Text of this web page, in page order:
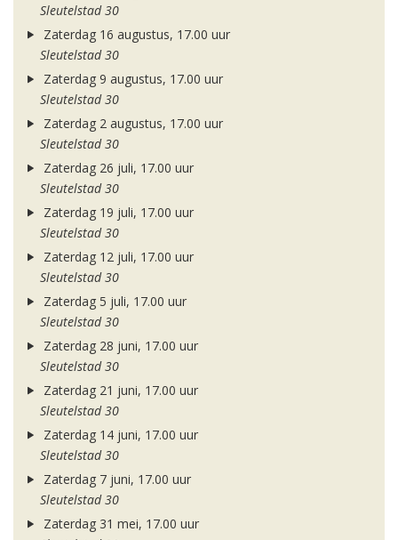
Sleutelstad 30
Zaterdag 16 augustus, 17.00 uur
Sleutelstad 30
Zaterdag 9 augustus, 17.00 uur
Sleutelstad 30
Zaterdag 2 augustus, 17.00 uur
Sleutelstad 30
Zaterdag 26 juli, 17.00 uur
Sleutelstad 30
Zaterdag 19 juli, 17.00 uur
Sleutelstad 30
Zaterdag 12 juli, 17.00 uur
Sleutelstad 30
Zaterdag 5 juli, 17.00 uur
Sleutelstad 30
Zaterdag 28 juni, 17.00 uur
Sleutelstad 30
Zaterdag 21 juni, 17.00 uur
Sleutelstad 30
Zaterdag 14 juni, 17.00 uur
Sleutelstad 30
Zaterdag 7 juni, 17.00 uur
Sleutelstad 30
Zaterdag 31 mei, 17.00 uur